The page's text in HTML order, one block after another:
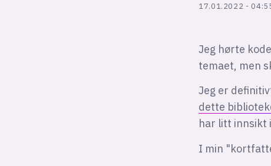
17.01.2022 -
Jeg hørte
temaet, men
Jeg er
dette
har litt innsikt
I min